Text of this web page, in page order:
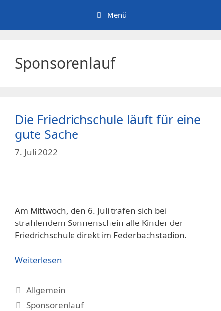
springen
Menü
Sponsorenlauf
Die Friedrichschule läuft für eine
gute Sache
7. Juli 2022
Am Mittwoch, den 6. Juli trafen sich bei
strahlendem Sonnenschein alle Kinder der
Friedrichschule direkt im Federbachstadion.
Weiterlesen
Kategorien
Allgemein
Schlagwörter
Sponsorenlauf